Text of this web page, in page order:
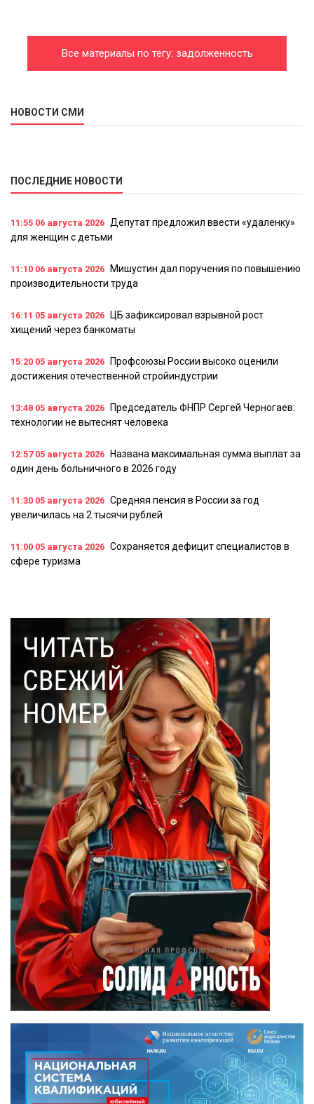
Все материалы по тегу: задолженность
НОВОСТИ СМИ
ПОСЛЕДНИЕ НОВОСТИ
11:55 06 августа 2026 Депутат предложил ввести «удаленку»
для женщин с детьми
11:10 06 августа 2026
Мишустин дал поручения по повышению
производительности труда
16:11 05 августа 2026
ЦБ зафиксировал взрывной рост
хищений через банкоматы
15:20 05 августа 2026
Профсоюзы России высоко оценили
достижения отечественной стройиндустрии
13:48 05 августа 2026
Председатель ФНПР Сергей Черногаев:
технологии не вытеснят человека
12:5705 августа 2026
Названа максимальная сумма выплат за
один день больничного в 2026 году
11:30 05 августа 2026 Средняя пенсия в России за год
увеличилась на 2 тысячи рублей
11:00 05 августа 2026 Сохраняется дефицит специалистов в
сфере туризма